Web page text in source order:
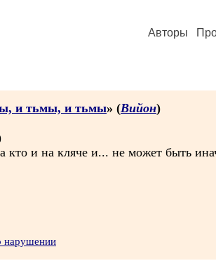
Авторы
и тьмы, и тьмы» (Вийон)
кто и на кляче и... не может быть
нарушении